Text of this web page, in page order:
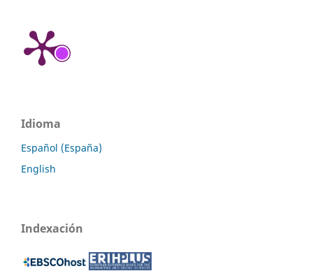
Idioma
Español (España)
English
Indexación